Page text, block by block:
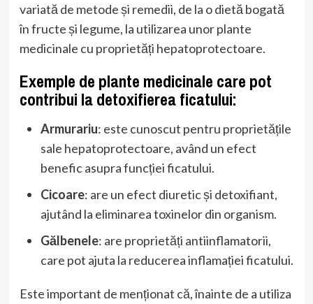
variată de metode și remedii, de la o dietă bogată
în fructe și legume, la utilizarea unor plante
medicinale cu proprietăți hepatoprotectoare.
Exemple de plante medicinale care pot
contribui la detoxifierea ficatului:
Armurariu: este cunoscut pentru proprietățile
sale hepatoprotectoare, având un efect
benefic asupra funcției ficatului.
Cicoare: are un efect diuretic și detoxifiant,
ajutând la eliminarea toxinelor din organism.
Gălbenele: are proprietăți antiinflamatorii,
care pot ajuta la reducerea inflamației ficatului.
Este important de menționat că, înainte de a utiliza